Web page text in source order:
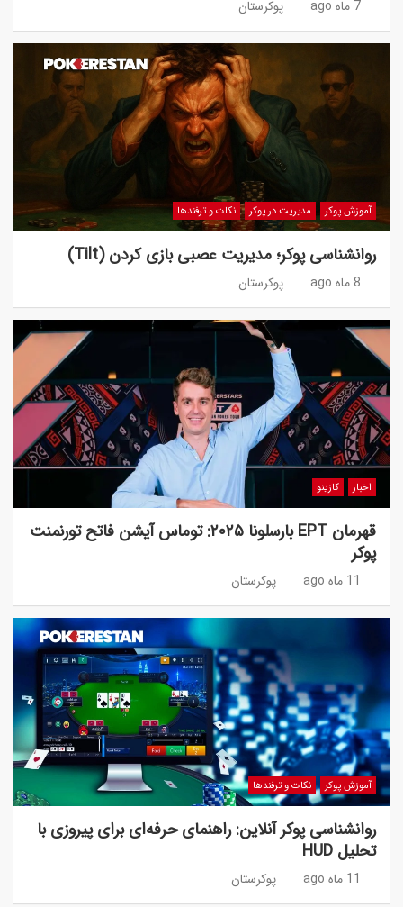
7 ماه ago پوکرستان
آموزش پوکر مدیریت در پوکر نکات و ترفندها
روانشناسی پوکر؛ مدیریت عصبی بازی کردن (Tilt)
8 ماه ago پوکرستان
اخبار کازینو
قهرمان EPT بارسلونا ۲۰۲۵: توماس آیشن فاتح تورنمنت
پوکر
11 ماه ago پوکرستان
آموزش پوکر نکات و ترفندها
روانشناسی پوکر آنلاین: راهنمای حرفه‌ای برای پیروزی با
تحلیل HUD
11 ماه ago پوکرستان